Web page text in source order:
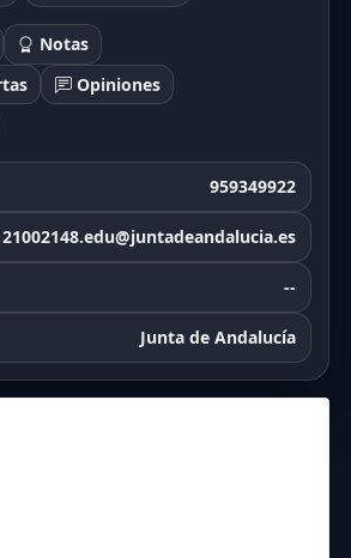
Notas
Opiniones
959349922
21002148.edu@juntadeandalucia.es
--
Junta de Andalucía